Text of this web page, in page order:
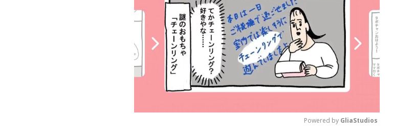
Powered by GliaStudios